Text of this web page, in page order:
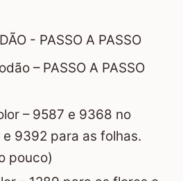
- PASSO A PASSO
– PASSO A PASSO
– 9587 e 9368 no
9392 para as folhas.
pouco)